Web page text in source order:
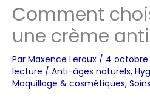
Comment
une crème
Par Maxence Leroux / 4 octobre
lecture / Anti-âges naturels,
Maquillage & cosmétiques,